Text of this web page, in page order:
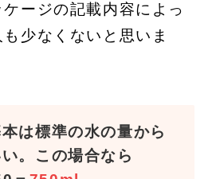
ージの記載内容によっ
少なくないと思いま
は標準の水の量から
。この場合なら